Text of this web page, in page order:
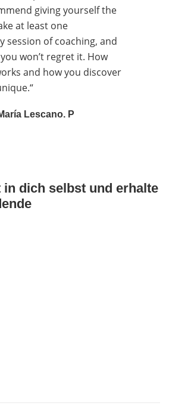
giving yourself the
at least one
session of coaching, and
won’t regret it. How
and how you discover
Lescano. P
in dich selbst und erhalte